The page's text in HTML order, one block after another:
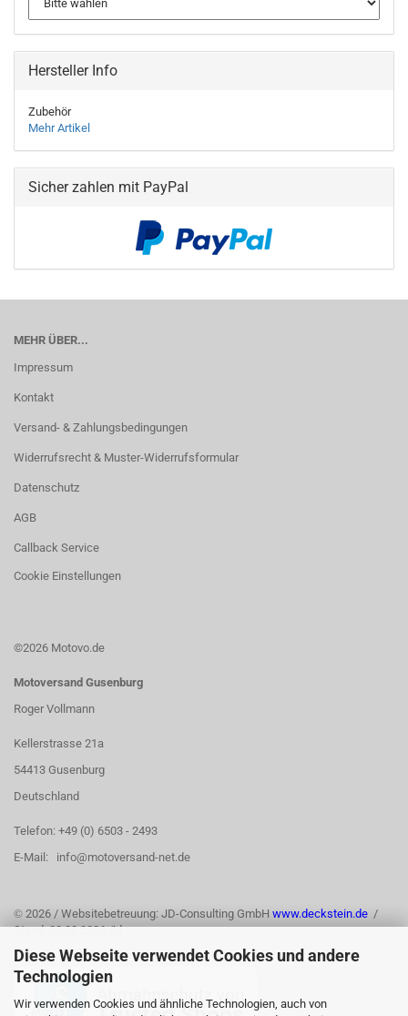
Diese Webseite verwendet Cookies und andere
Technologien
Wir verwenden Cookies und ähnliche Technologien, auch von
Hersteller Info
Zubehör
Mehr Artikel
Sicher zahlen mit PayPal
MEHR ÜBER...
Impressum
Kontakt
Versand- & Zahlungsbedingungen
Widerrufsrecht & Muster-Widerrufsformular
Datenschutz
AGB
Callback Service
Cookie Einstellungen
©2026 Motovo.de
Motoversand Gusenburg
Roger Vollmann
Kellerstrasse 21a
54413 Gusenburg
Deutschland
Telefon: +49 (0) 6503 - 2493
E-Mail: info@motoversand-net.de
© 2026 / Websitebetreuung: JD-Consulting GmbH www.deckstein.de /
Stand: 03.08.2026 /jd